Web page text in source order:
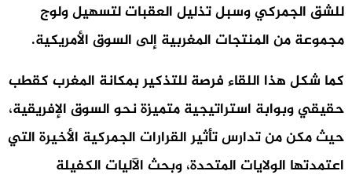
للشق الجمركي وسبل تذليل العقبات لتسهيل ولوج
مجموعة من المنتجات المغربية إلى السوق الأمريكية.
كما شكل هذا اللقاء فرصة للتذكير بمكانة المغرب كقطب
حقيقي وبوابة استراتيجية متميزة نحو السوق الإفريقية،
حيث مكن من تدارس تأثير القرارات الجمركية الأخيرة التي
اعتمدتها الولايات المتحدة، وبحث الآليات الكفيلة